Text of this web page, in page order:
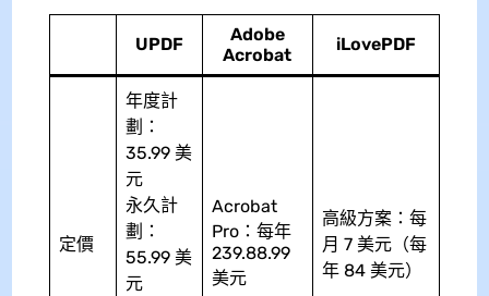
UPDF
Adobe
Acrobat
iLovePDF
定價
年度計
劃：
35.99 美
元
永久計
劃：
55.99 美
元
Acrobat
Pro：每年
239.88.99
美元
高級方案：每
月 7 美元（每
年 84 美元）